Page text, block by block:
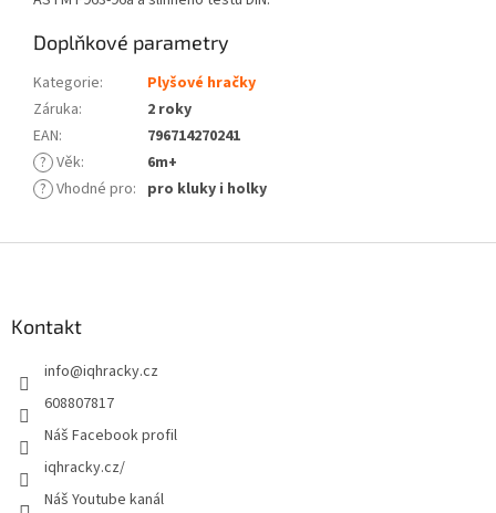
Doplňkové parametry
Kategorie:
Plyšové hračky
Záruka:
2 roky
EAN:
796714270241
? Věk:
6m+
? Vhodné pro: pro kluky i holky
Kontakt
info@iqhracky.cz
608807817
Náš Facebook profil
iqhracky.cz/
Náš Youtube kanál